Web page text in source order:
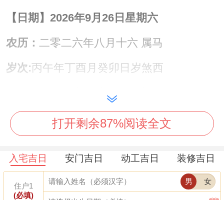
【日期】2026年9月26日星期六
农历： 二零二六年八月十六 属马
岁次:丙午年丁酉月癸卯日岁煞西
十二神:破日
日）。
彭祖百忌:癸不词讼 卯不穿井
相冲:兔日冲（丁酉）鸡
今日胎神:房床门、房内南
打开剩余87%阅读全文
入宅吉日 安门吉日 动工吉日 装修吉日
住户1
(必填)
男 女